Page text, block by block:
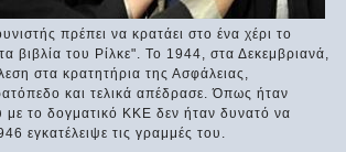
πρέπει να κρατάει στο ένα χέρι το
βιβλία του Ρίλκε". Το 1944, στα Δεκεμβριανά,
στα κρατητήρια της Ασφάλειας,
και τελικά απέδρασε. Όπως ήταν
με το δογματικό ΚΚΕ δεν ήταν δυνατό να
εγκατέλειψε τις γραμμές του.